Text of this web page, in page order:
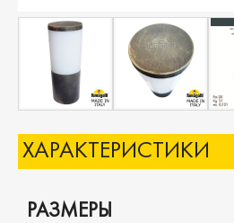
ХАРАКТЕРИСТИКИ
РАЗМЕРЫ